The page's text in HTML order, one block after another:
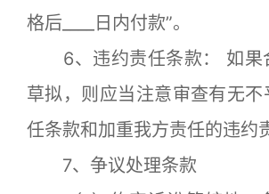
格后____日内付款”。
6、违约责任条款： 如果
草拟，则应当注意审查有无不
任条款和加重我方责任的违约
7、争议处理条款